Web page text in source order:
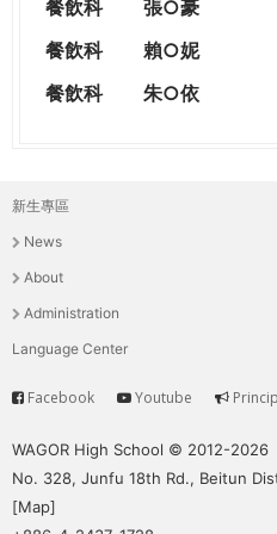
餐飲科 張○豪
餐飲科
賴○妮
餐飲科
朱○依
主
選
單
新生專區
News
About
Administration
Language Center
Service
Facebook Youtube
WAGOR High School © 2012-2026
No. 328, Junfu 18th Rd., Beitun
[Map]